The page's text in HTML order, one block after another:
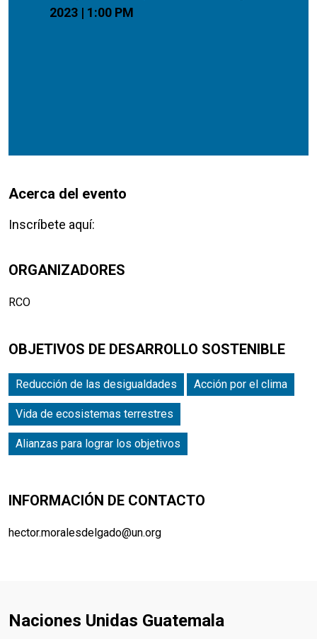
ORGANIZADORES
RCO
OBJETIVOS DE DESARROLLO SOSTENIBLE
Reducción de las desigualdades Acción por el clima
Vida de ecosistemas terrestres
Alianzas para lograr los objetivos
INFORMACIÓN DE CONTACTO
hector.moralesdelgado@un.org
2023 | 1:00 PM
Acerca del evento
Inscríbete aquí:
Naciones Unidas Guatemala